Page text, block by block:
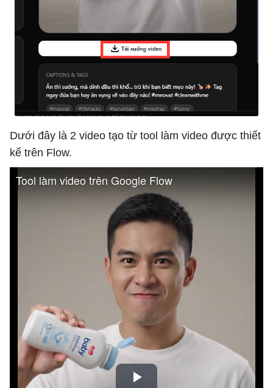
Dưới đây là 2 video tạo từ tool làm video được thiết
kế trên Flow.